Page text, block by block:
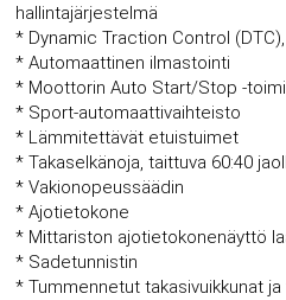
hallintajärjestelmä
* Dynamic Traction Control
* Automaattinen ilmastointi
* Moottorin Auto Start/Stop -
* Sport-automaattivaihteisto
* Lämmitettävät etuistuimet
* Takaselkänoja, taittuva 60:40
* Vakionopeussäädin
* Ajotietokone
* Mittariston ajotietokonenäyttö
* Sadetunnistin
* Tummennetut takasivuikkunat ja